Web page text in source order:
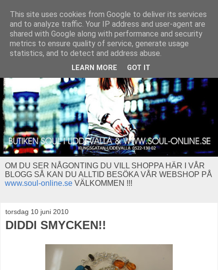
OM DU SER NÅGONTING DU VILL SHOPPA HÄR I VÅR
BLOGG SÅ KAN DU ALLTID BESÖKA VÅR WEBSHOP PÅ
www.soul-online.se VÄLKOMMEN !!!
torsdag 10 juni 2010
DIDDI SMYCKEN!!
This site uses cookies from Google to deliver its services
and to analyze traffic. Your IP address and user-agent are
shared with Google along with performance and security
metrics to ensure quality of service, generate usage
statistics, and to detect and address abuse.
LEARN MORE GOT IT